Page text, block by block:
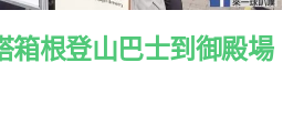
箱根登山巴士到御殿場